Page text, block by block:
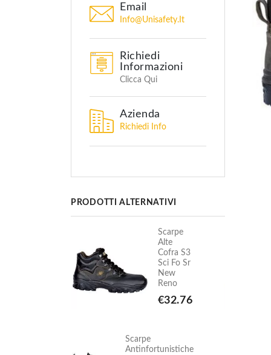
Email
Info@unisafety.it
Richiedi
Informazioni
Clicca Qui
Azienda
Richiedi Info
PRODOTTI ALTERNATIVI
Scarpe
Alte
Cofra S3
Sci Fo Sr
New
Reno
€32.76
Scarpe
Antinfortunistiche